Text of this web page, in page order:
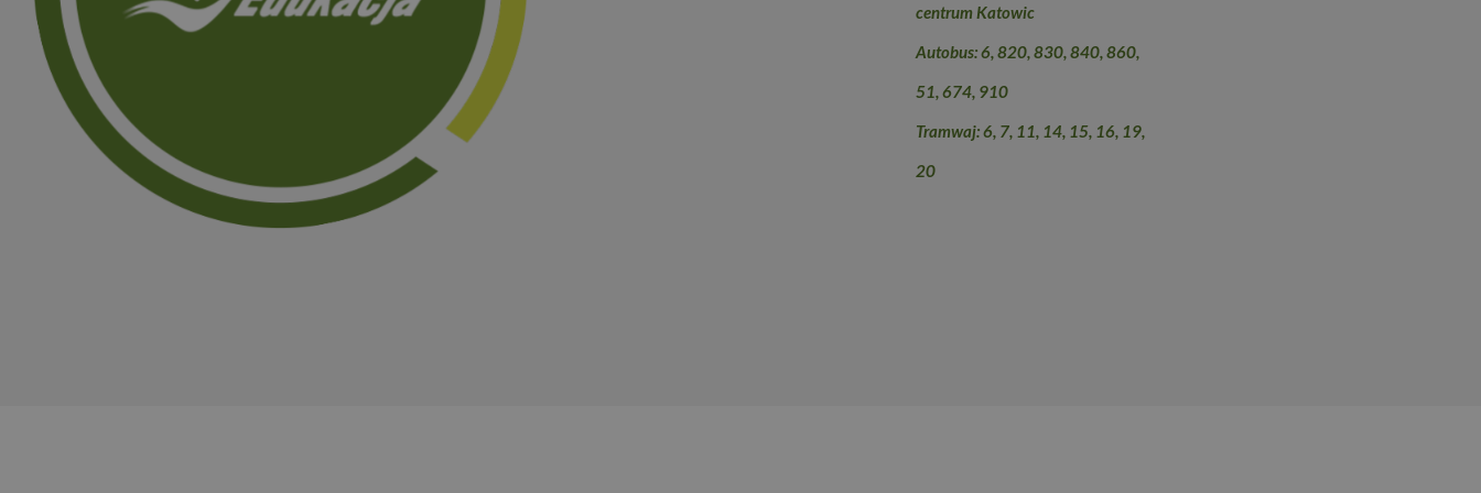
centrum Katowic
Autobus: 6, 820, 830, 840, 860,
51, 674, 910
Tramwaj: 6, 7, 11, 14, 15, 16, 19,
20